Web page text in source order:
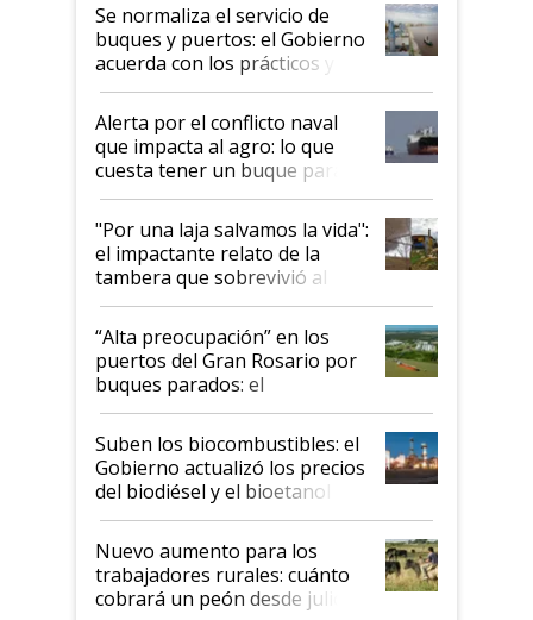
Se normaliza el servicio de
buques y puertos: el Gobierno
acuerda con los prácticos y
suspende el decreto de
desregulación
Alerta por el conflicto naval
que impacta al agro: lo que
cuesta tener un buque parado
y el peligro de que Argentina
pase a ser "país sucio"
"Por una laja salvamos la vida":
el impactante relato de la
tambera que sobrevivió al
tornado
“Alta preocupación” en los
puertos del Gran Rosario por
buques parados: el
funcionamiento de las
exportadoras en tensión tras
la medida de fuerza de los
prácticos
Suben los biocombustibles: el
Gobierno actualizó los precios
del biodiésel y el bioetanol
Nuevo aumento para los
trabajadores rurales: cuánto
cobrará un peón desde julio